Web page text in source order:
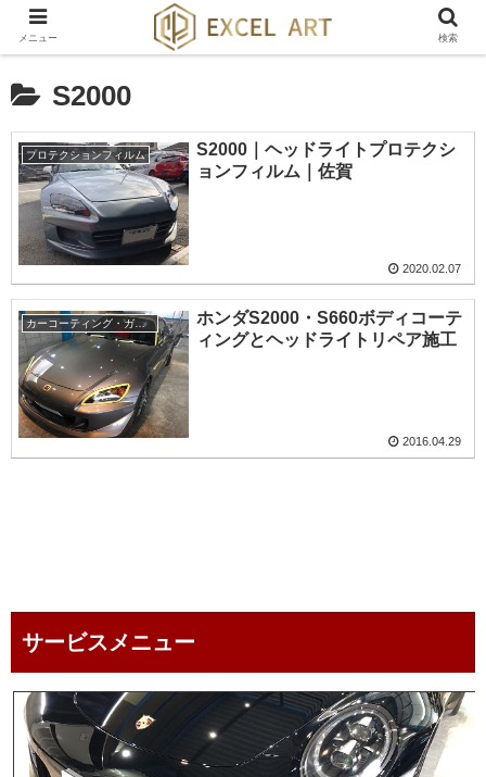
S2000
プロテクションフィルム
S2000｜ヘッドライトプロテクシ
ョンフィルム｜佐賀
2020.02.07
カーコーティング・ガラスコーティング・ボディーコーティング
ホンダS2000・S660ボディコーテ
ィングとヘッドライトリペア施工
2016.04.29
サービスメニュー
メニュー 検索